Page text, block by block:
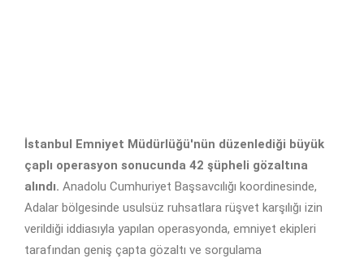
İstanbul Emniyet Müdürlüğü'nün düzenlediği büyük
çaplı operasyon sonucunda 42 şüpheli gözaltına
alındı. Anadolu Cumhuriyet Başsavcılığı koordinesinde,
Adalar bölgesinde usulsüz ruhsatlara rüşvet karşılığı izin
verildiği iddiasıyla yapılan operasyonda, emniyet ekipleri
tarafından geniş çapta gözaltı ve sorgulama